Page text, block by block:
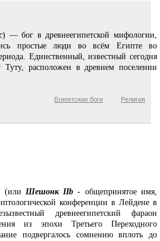
) — бог в древнеегипетской мифологии,
простые люди во всём Египте во
Единственный, известный сегодня
расположен в древнем поселении
Религия
Египетские боги
(или Шешонк IIb - общепринятое имя,
конференции в Лейдене в
древнеегипетский фараон
из эпохи Третьего Переходного
подвергалось сомнению вплоть до